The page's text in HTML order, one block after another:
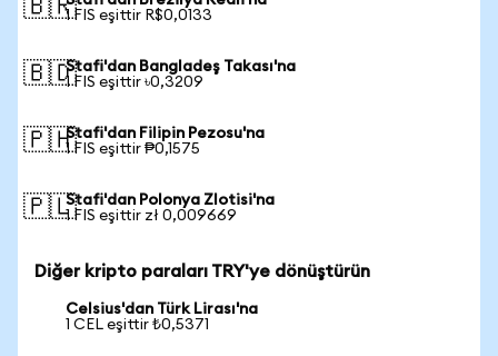
🇧🇷1 FIS eşittir R$0,0133
🇧🇩Stafi'dan Bangladeş Takası'na
1 FIS eşittir ৳0,3209
🇵🇭Stafi'dan Filipin Pezosu'na
1 FIS eşittir ₱0,1575
🇵🇱Stafi'dan Polonya Zlotisi'na
1 FIS eşittir zł 0,009669
Diğer kripto paraları TRY'ye dönüştürün
Celsius'dan Türk Lirası'na
1 CEL eşittir ₺0,5371